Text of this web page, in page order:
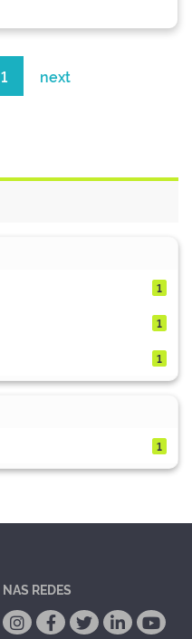
1 next
1
1
1
1
NAS REDES